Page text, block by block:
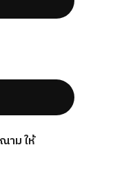
าม ให้